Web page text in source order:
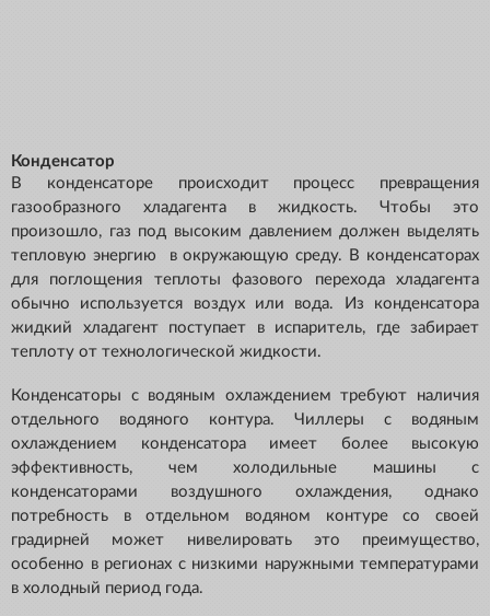
Конденсатор
В конденсаторе происходит процесс превращения
газообразного хладагента в жидкость. Чтобы это
произошло, газ под высоким давлением должен выделять
тепловую энергию в окружающую среду. В конденсаторах
для поглощения теплоты фазового перехода хладагента
обычно используется воздух или вода. Из конденсатора
жидкий хладагент поступает в испаритель, где забирает
теплоту от технологической жидкости.
Конденсаторы с водяным охлаждением требуют наличия
отдельного водяного контура. Чиллеры с водяным
охлаждением конденсатора имеет более высокую
эффективность, чем холодильные машины с
конденсаторами воздушного охлаждения, однако
потребность в отдельном водяном контуре со своей
градирней может нивелировать это преимущество,
особенно в регионах с низкими наружными температурами
в холодный период года.